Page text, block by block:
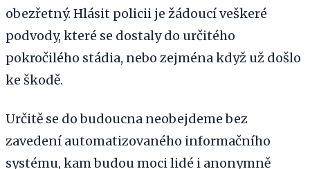
obezřetný. Hlásit policii je žádoucí veškeré
podvody, které se dostaly do určitého
pokročilého stádia, nebo zejména když už došlo
ke škodě.
Určitě se do budoucna neobejdeme bez
zavedení automatizovaného informačního
systému, kam budou moci lidé i anonymně